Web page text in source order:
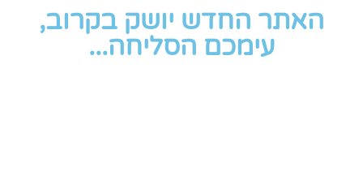
האתר החדש יושק בקרוב,
עימכם הסליחה...